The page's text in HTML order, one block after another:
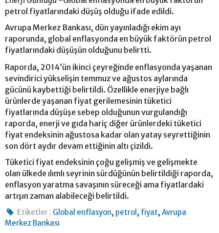
petrol fiyatlarındaki düşüş olduğu ifade edildi.
Avrupa Merkez Bankası, dün yayınladığı ekim ayı
raporunda, global enflasyonda en büyük faktörün petrol
fiyatlarındaki düşüşün olduğunu belirtti.
Raporda, 2014’ün ikinci çeyreğinde enflasyonda yaşanan
sevindirici yükselişin temmuz ve ağustos aylarında
gücünü kaybettiği belirtildi. Özellikle enerjiye bağlı
ürünlerde yaşanan fiyat gerilemesinin tüketici
fiyatlarında düşüşe sebep olduğunun vurgulandığı
raporda, enerji ve gıda hariç diğer ürünlerdeki tüketici
fiyat endeksinin ağustosa kadar olan yatay seyrettiğinin
son dört aydır devam ettiğinin altı çizildi.
Tüketici fiyat endeksinin çoğu gelişmiş ve gelişmekte
olan ülkede ılımlı seyrinin sürdüğünün belirtildiği raporda,
enflasyon yaratma savaşının süreceği ama fiyatlardaki
artışın zaman alabileceği belirtildi.
Etiketler : Global enflasyon, petrol , fiyat,Avrupa
Merkez Bankası